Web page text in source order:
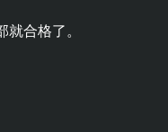
合格了。